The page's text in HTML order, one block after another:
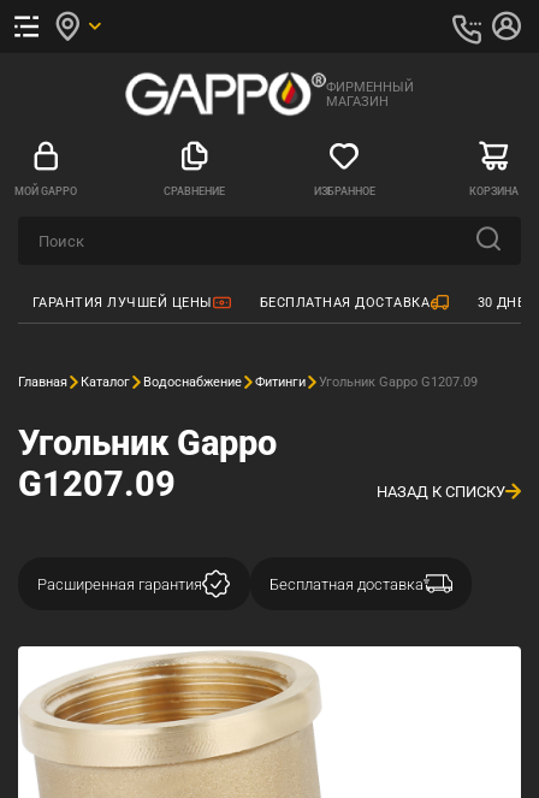
ФИРМЕННЫЙ
МАГАЗИН
МОЙ GAPPO СРАВНЕНИЕ ИЗБРАННОЕ КОРЗИНА
ГАРАНТИЯ ЛУЧШЕЙ ЦЕНЫ БЕСПЛАТНАЯ ДОСТАВКА 30
Главная Каталог Водоснабжение Фитинги Угольник Gappo G1207.09
Угольник Gappo
G1207.09
НАЗАД К СПИСКУ
Расширенная гарантия Бесплатная доставка